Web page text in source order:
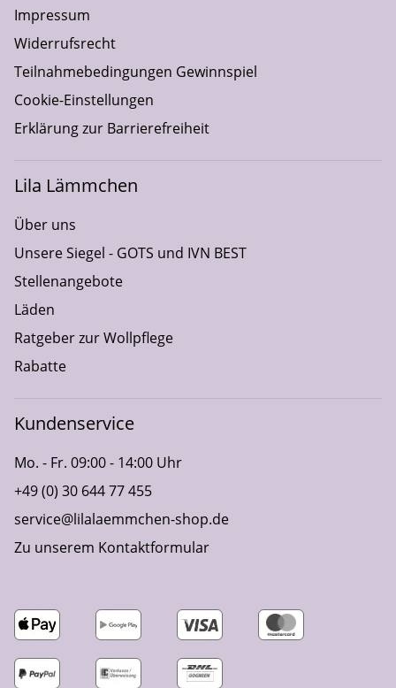
Impressum
Widerrufsrecht
Teilnahmebedingungen Gewinnspiel
Cookie-Einstellungen
Erklärung zur Barrierefreiheit
Lila Lämmchen
Über uns
Unsere Siegel - GOTS und IVN BEST
Stellenangebote
Läden
Ratgeber zur Wollpflege
Rabatte
Kundenservice
Mo. - Fr. 09:00 - 14:00 Uhr
+49 (0) 30 644 77 455
service@lilalaemmchen-shop.de
Zu unserem Kontaktformular